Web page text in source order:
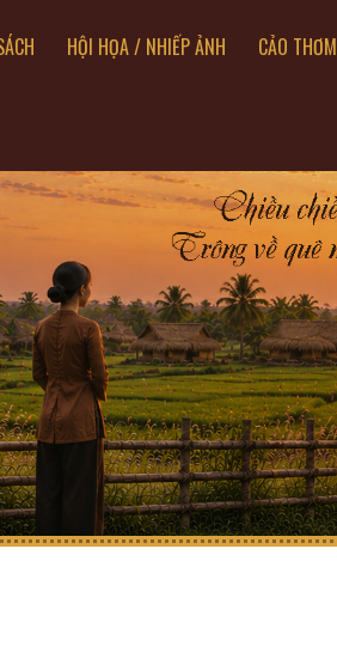
HỘI HỌA / NHIẾP ẢNH CẢO THƠM